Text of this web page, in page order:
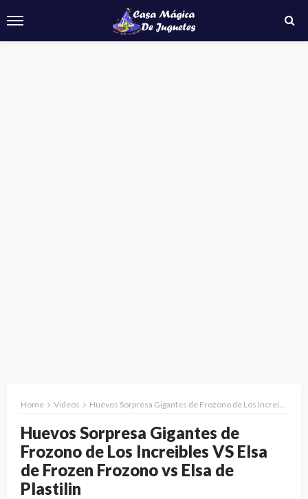
Home Videos Huevos Sorpresa Gigantes de Frozono de Los Increibles VS Elsa de Frozen Frozono vs Elsa de Plastilin
Huevos Sorpresa Gigantes de
Frozono de Los Increibles VS Elsa
de Frozen Frozono vs Elsa de
Plastilin